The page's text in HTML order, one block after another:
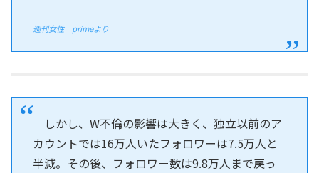
週刊女性 primeより
しかし、W不倫の影響は大きく、独立以前のア
カウントでは16万人いたフォロワーは7.5万人と
半減。その後、フォロワー数は9.8万人まで戻っ